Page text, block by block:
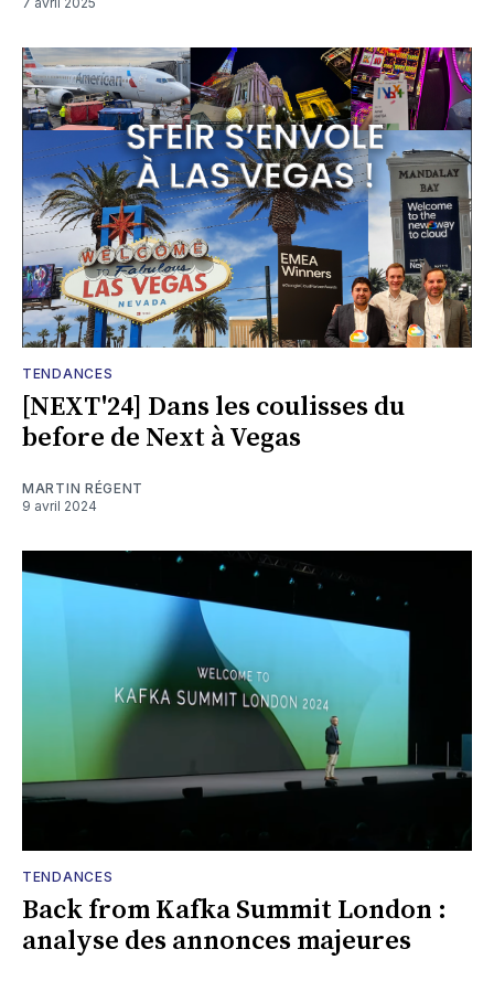
TENDANCES
[NEXT'24] Dans les coulisses du
before de Next à Vegas
MARTIN RÉGENT
9 avril 2024
TENDANCES
Back from Kafka Summit London :
analyse des annonces majeures